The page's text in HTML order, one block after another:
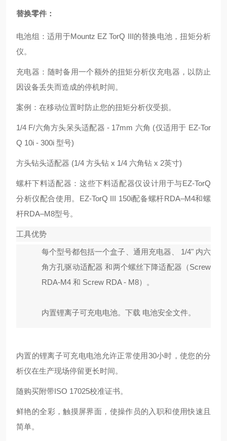
替换零件：
电池组 ：适用于Mountz EZ TorQ III的替换电池，扭矩分析
仪。
充电器 ：随时备用一个额外的扭矩分析仪充电器，以防止
因设备丢失而造成的停机时间。
案例 ：在移动位置时防止您的扭矩分析仪受损。
1/4 F/六角方头呆头适配器 - 17mm 六角 (仅适用于 EZ-Tor
Q 10i - 300i 型号)
方头钻头适配器 (1/4 方头钻 x 1/4 六角钻 x 2英寸)
螺杆下料适配器 ：这些下料适配器仅设计用于与EZ-TorQ
分析仪配合使用。EZ-TorQ III 150i配备螺杆RDA–M4和螺
杆RDA–M8型号。
工具优势
每个型号都包括一个盒子、通用充电器、 1/4" 内六
角方孔驱动适配器 和两个螺丝下降适配器（Screw
RDA-M4 和 Screw RDA - M8）。
内置锂离子可充电电池。下载 电池安全文件。
内置的锂离子可充电电池允许正常使用30小时，使您的分
析仪在生产现场停留更长时间。
随购买附带ISO 17025校准证书。
鲜艳的全彩，触摸屏界面，使操作员的入职和使用快速且
简单。